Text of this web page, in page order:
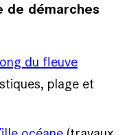
de démarches
du fleuve
plage et